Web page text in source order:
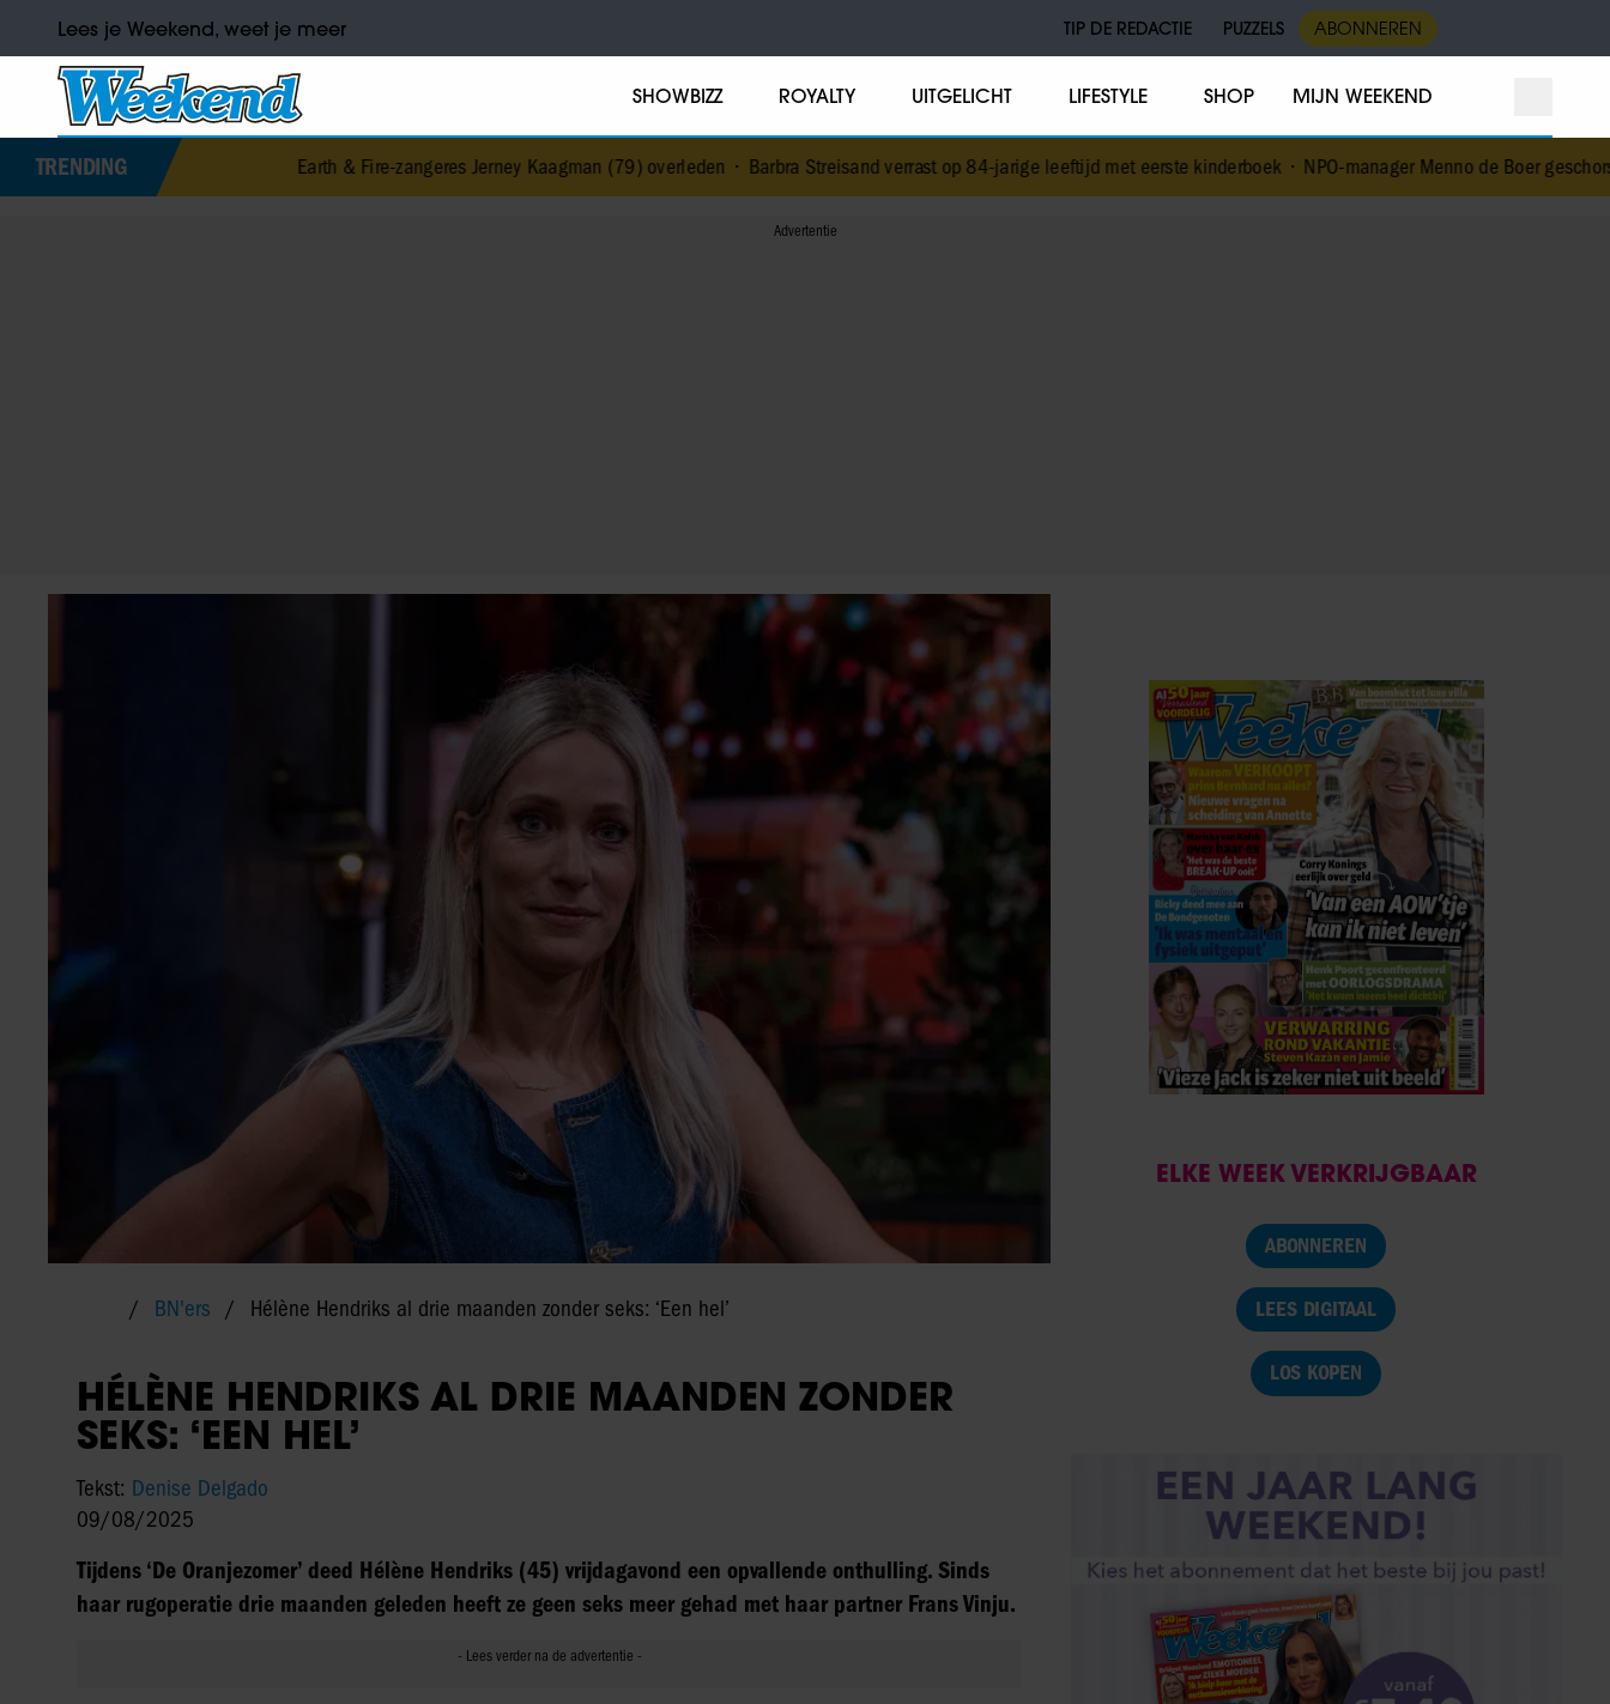
Lees je Weekend, weet je meer TIP DE REDACTIE PUZZELS ABONNEREN
SHOWBIZZ ROYALTY UITGELICHT LIFESTYLE SHOP MIJN WEEKEND
TRENDING Earth & Fire-zangeres Jerney Kaagman (79) overleden•Barbra Streisand verrast op 84-jarige leeftijd met eerste kinderboek•NPO-manager Menno de Boer geschorst na versturen
BN'ers Hélène Hendriks al drie maanden zonder seks: ‘Een hel’
HÉLÈNE HENDRIKS AL DRIE MAANDEN ZONDER
SEKS: ‘EEN HEL’
Tekst: Denise Delgado
09/08/2025
Tijdens ‘De Oranjezomer’ deed Hélène Hendriks (45) vrijdagavond een opvallende onthulling. Sinds
haar rugoperatie drie maanden geleden heeft ze geen seks meer gehad met haar partner Frans Vinju.
ELKE WEEK VERKRIJGBAAR
ABONNEREN
LEES DIGITAAL
LOS KOPEN